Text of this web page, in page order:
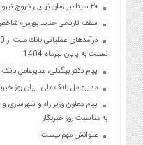
۳۰ سپتامبر زمان نهایی خروج نیروهای آمریکا از عراق است
سقف تاریخی جدید بورس؛ شاخص کل از ۵.۵ میلیون
نسبت به پایان تیرماه 1404
پیام دکتر بیگدلی، مدیرعامل
مدیرعامل بانک ملی ایران روز
پیام معاون وزیر راه و
به مناسبت روز خبرنگار
عنوانش مهم نیست!